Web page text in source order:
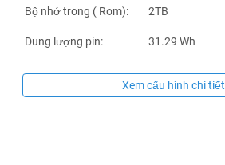
Bộ nhớ trong ( Rom): 2TB
Dung lượng pin: 31.29 Wh
Xem cấu hình chi tiết